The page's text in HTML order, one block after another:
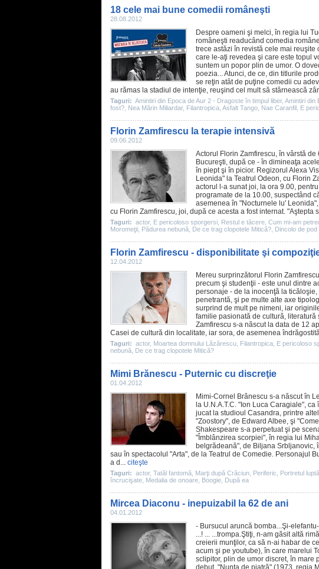
18 cele mai bune comedii româneşti
28.08.2012
Despre oameni şi melci, în regia lui
româneşti readucând comedia
trece astăzi în revistă cele mai
care le-aţi revedea şi care este topul
suntem un popor plin de umor. O
poezia... Atunci, de ce, din titlurile
se reţin atât de puţine comedii cu
au rămas la stadiul de intenţie, reuşind cel mult să stârnească
Taguri: Amintiri din Epoca de Aur 2 - Dragoste în timpul liber, Amintiri din
fost? Nea Mărin Miliardar, Filantropica Asfalt Tango Nae Caranfil E
Florin Zamfirescu la terapie intensivă
09.06.2012
Actorul Florin Zamfirescu, în vârstă de
Bucureşti, după ce - în dimineaţa
în piept şi în picior. Regizorul Alexa
Leonida" la Teatrul Odeon, cu Florin
actorul l-a sunat joi, la ora 9.00,
programate de la 10.00, suspectând
asemenea în "Nocturnele lu'
cu Florin Zamfirescu, joi, după ce acesta a fost internat. "Aştepta
Taguri: actor, E pericoloso sporgersi Restul e tăcere Cum mi-am
Moromeţii Pădurea nebună De ce trag clopotele Mitică? Dincolo de pod
Florin Zamfirescu - disponibilitate şi
12.04.2012
Mereu surprinzătorul Florin Zamfirescu
precum şi studenţii - este unul dintre
personaje - de la inocenţă la
penetrantă, şi pe multe alte axe
surprind de mult pe nimeni, iar
familie pasionată de cultură,
Zamfirescu s-a născut la data de 12
Casei de cultură din localitate, iar sora, de asemenea
Taguri: actor, Moartea domnului Lăzărescu Filantropica E pericoloso
nebună De ce trag clopotele Mitică?
Mimi Brănescu - Puternic cu discreţie
01.04.2012
Mimi-Cornel Brănescu s-a născut în
la U.N.A.T.C. "Ion Luca Caragiale",
jucat la studioul Casandra, printre
"Zoostory", de Edward Albee, şi
Shakespeare s-a perpetuat şi pe
"Îmblânzirea scorpiei", în regia lui
belgrădeană", de Biljana Srbljanovic,
sau în spectacolul "Arta", de la Teatrul de Comedie. Personajul
a d... citeşte
Taguri: actor, Tatăl fantomă Marţi după Crăciun Periferic Portretul
încrucişate Medalia de onoare Boogie După ea
Mircea Diaconu - inepuizabil la 62 de ani
04.01.2012
- Bursucul aruncă bomba...Şi-
...! ... ...trompa.Ştiţi, n-am găsit altă
creierii munţilor, ca să n-ai habar de
acum şi pe youtube), în care marelui
sclipitor, plin de umor discret, în mare
debut, "Nunta de piatră" (1973, regia